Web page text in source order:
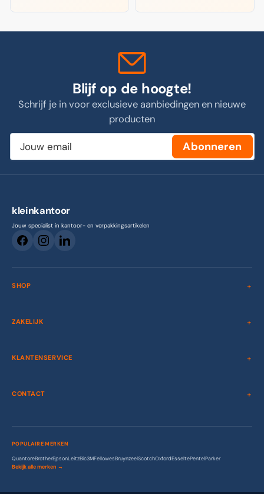
Blijf op de hoogte!
Schrijf je in voor exclusieve aanbiedingen en nieuwe
producten
Jouw
email
Abonneren
kleinkantoor
Jouw specialist in kantoor- en verpakkingsartikelen
SHOP
ZAKELIJK
KLANTENSERVICE
CONTACT
POPULAIRE MERKEN
QuantoreBrotherEpsonLeitzBic3MFellowesBruynzeelScotchOxfordEsseltePentelParker
Bekijk alle merken →